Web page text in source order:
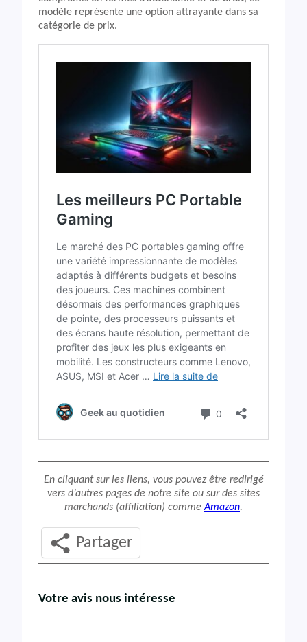
modèle représente une option attrayante dans sa
catégorie de prix.
En cliquant sur les liens, vous pouvez être redirigé
vers d’autres pages de notre site ou sur des sites
marchands (affiliation) commeAmazon.
Partager
Votre avis nous intéresse